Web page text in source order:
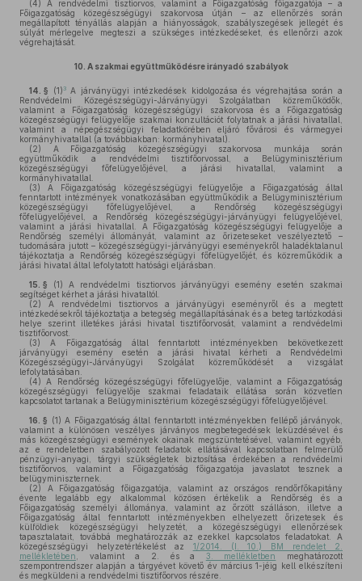
(4) A rendvédelmi tisztiorvos, valamint a Főigazgatóság főigazgatója – a
Főigazgatóság közegészségügyi szakorvosa útján – az ellenőrzés során
megállapított tényállás alapján a hiányosságok, szabályszegések jellegét és
súlyát mérlegelve megteszi a szükséges intézkedéseket, és ellenőrzi azok
végrehajtását.
10. A szakmai együttműködésre irányadó szabályok
14. § (1) 3A járványügyi intézkedések kidolgozása és végrehajtása során a
Rendvédelmi Közegészségügyi-Járványügyi Szolgálatban közreműködők,
valamint a Főigazgatóság közegészségügyi szakorvosa és a Főigazgatóság
közegészségügyi felügyelője szakmai konzultációt folytatnak a járási hivatallal,
valamint a népegészségügyi feladatkörében eljáró fővárosi és vármegyei
kormányhivatallal (a továbbiakban: kormányhivatal).
(2) A Főigazgatóság közegészségügyi szakorvosa munkája során
együttműködik a rendvédelmi tisztifőorvossal, a Belügyminisztérium
közegészségügyi főfelügyelőjével, a járási hivatallal, valamint a
kormányhivatallal.
(3) A Főigazgatóság közegészségügyi felügyelője a Főigazgatóság által
fenntartott intézmények vonatkozásában együttműködik a Belügyminisztérium
közegészségügyi főfelügyelőjével, a Rendőrség közegészségügyi
főfelügyelőjével, a Rendőrség közegészségügyi-járványügyi felügyelőjével,
valamint a járási hivatallal. A Főigazgatóság közegészségügyi felügyelője a
Rendőrség személyi állományát, valamint az őrizeteseket veszélyeztető –
tudomására jutott – közegészségügyi-járványügyi eseményekről haladéktalanul
tájékoztatja a Rendőrség közegészségügyi főfelügyelőjét, és közreműködik a
járási hivatal által lefolytatott hatósági eljárásban.
15. § (1) A rendvédelmi tisztiorvos járványügyi esemény esetén szakmai
segítséget kérhet a járási hivataltól.
(2) A rendvédelmi tisztiorvos a járványügyi eseményről és a megtett
intézkedésekről tájékoztatja a betegség megállapításának és a beteg tartózkodási
helye szerint illetékes járási hivatal tisztifőorvosát, valamint a rendvédelmi
tisztifőorvost.
(3) A Főigazgatóság által fenntartott intézményekben bekövetkezett
járványügyi esemény esetén a járási hivatal kérheti a Rendvédelmi
Közegészségügyi-Járványügyi Szolgálat közreműködését a vizsgálat
lefolytatásában.
(4) A Rendőrség közegészségügyi főfelügyelője, valamint a Főigazgatóság
közegészségügyi felügyelője szakmai feladataik ellátása során közvetlen
kapcsolatot tartanak a Belügyminisztérium közegészségügyi főfelügyelőjével.
16. § (1) A Főigazgatóság által fenntartott intézményekben fellépő járványok,
valamint a különösen veszélyes járványos megbetegedések leküzdésével és
más közegészségügyi események okainak megszüntetésével, valamint egyéb,
az e rendeletben szabályozott feladatok ellátásával kapcsolatban felmerülő
pénzügyi-anyagi, tárgyi szükségletek biztosítása érdekében a rendvédelmi
tisztifőorvos, valamint a Főigazgatóság főigazgatója javaslatot tesznek a
belügyminiszternek.
(2) A Főigazgatóság főigazgatója, valamint az országos rendőrfőkapitány
évente legalább egy alkalommal közösen értékelik a Rendőrség és a
Főigazgatóság személyi állománya, valamint az őrzött szálláson, illetve a
Főigazgatóság által fenntartott intézményekben elhelyezett őrizetesek és
külföldiek közegészségügyi helyzetét, a közegészségügyi ellenőrzések
tapasztalatait, továbbá meghatározzák az ezekkel kapcsolatos feladatokat. A
közegészségügyi helyzetértékelést az 1/2014. (I. 10.) BM rendelet 2.
mellékletében , valamint a 2. és a 3. mellékletben
meghatározott
szempontrendszer alapján a tárgyévet követő év március 1-jéig kell elkészíteni
és megküldeni a rendvédelmi tisztifőorvos részére.